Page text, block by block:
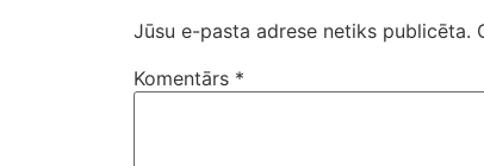
Jūsu e-pasta adrese netiks publicēta.
Komentārs *